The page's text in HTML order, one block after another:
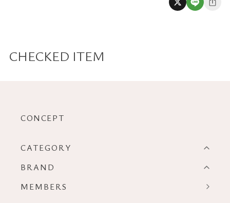
CHECKED ITEM
CONCEPT
CATEGORY
BRAND
MEMBERS